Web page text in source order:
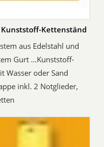
Kettenständ
aus Edelstahl und
Gurt ...Kunststoff-
Wasser oder Sand
inkl. 2 Notglieder,